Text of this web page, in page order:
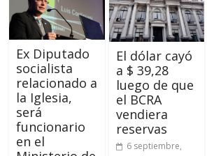
Ex Diputado
socialista
relacionado a
la Iglesia,
será
funcionario
en el
El dólar cayó
a $ 39,28
luego de que
el BCRA
vendiera
reservas
6 septiembre,